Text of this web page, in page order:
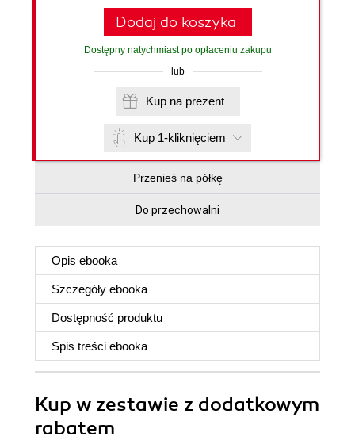
Dodaj do koszyka
Dostępny natychmiast po opłaceniu zakupu
lub
Kup na prezent
Kup 1-kliknięciem
Przenieś na półkę
Do przechowalni
Opis ebooka
Szczegóły ebooka
Dostępność produktu
Spis treści ebooka
Kup w zestawie z dodatkowym
rabatem